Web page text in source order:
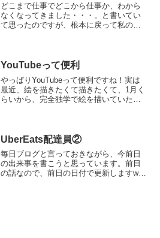
どこまで仕事でどこから仕事か、わから
なくなってきました・・・。と書いてい
て思ったのですが、根本に戻って私の会
グラミングの勉強が仕事の...
YouTubeって便利
やっぱりYouTubeって便利ですね！実は
最近、絵を描きたくて描きたくて、1月く
らいから、完全独学で絵を描いていたん
て、絵が下手な方...
UberEats配達員②
毎日ブログと言っておきながら、今前日
の出来事を書こうと思っています。前日
の話なので、前日の日付で更新しますw今